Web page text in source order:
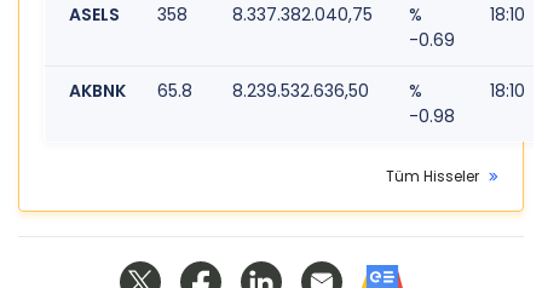
ASELS 358 8.337.382.040,75
%
-0.69
18:10
AKBNK 65.8 8.239.532.636,50
%
-0.98
18:10
Tüm Hisseler